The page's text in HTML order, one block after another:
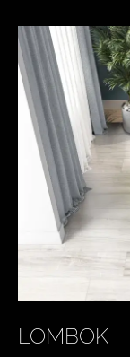
LOMBOK